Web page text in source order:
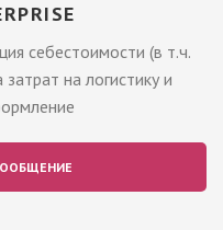
себестоимости (в т.ч.
на логистику и